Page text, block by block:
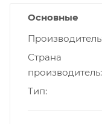
Основные
Производитель
Страна
производитель
Тип